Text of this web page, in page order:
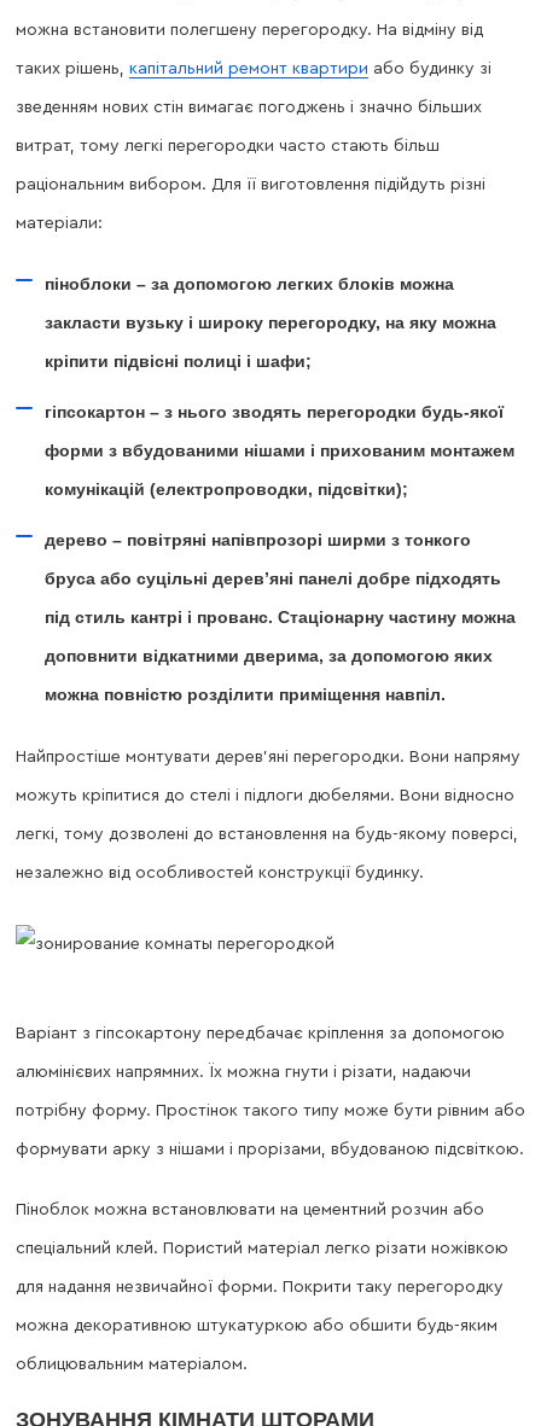
можна встановити полегшену перегородку. На відміну від
таких рішень, капітальний ремонт квартири або будинку зі
зведенням нових стін вимагає погоджень і значно більших
витрат, тому легкі перегородки часто стають більш
раціональним вибором. Для її виготовлення підійдуть різні
матеріали:
піноблоки – за допомогою легких блоків можна
закласти вузьку і широку перегородку, на яку можна
кріпити підвісні полиці і шафи;
гіпсокартон – з нього зводять перегородки будь-якої
форми з вбудованими нішами і прихованим монтажем
комунікацій (електропроводки, підсвітки);
дерево – повітряні напівпрозорі ширми з тонкого
бруса або суцільні дерев’яні панелі добре підходять
під стиль кантрі і прованс. Стаціонарну частину можна
доповнити відкатними дверима, за допомогою яких
можна повністю розділити приміщення навпіл.
Найпростіше монтувати дерев’яні перегородки. Вони напряму
можуть кріпитися до стелі і підлоги дюбелями. Вони відносно
легкі, тому дозволені до встановлення на будь-якому поверсі,
незалежно від особливостей конструкції будинку.
Варіант з гіпсокартону передбачає кріплення за допомогою
алюмінієвих напрямних. Їх можна гнути і різати, надаючи
потрібну форму. Простінок такого типу може бути рівним або
формувати арку з нішами і прорізами, вбудованою підсвіткою.
Піноблок можна встановлювати на цементний розчин або
спеціальний клей. Пористий матеріал легко різати ножівкою
для надання незвичайної форми. Покрити таку перегородку
можна декоративною штукатуркою або обшити будь-яким
облицювальним матеріалом.
ЗОНУВАННЯ КІМНАТИ ШТОРАМИ